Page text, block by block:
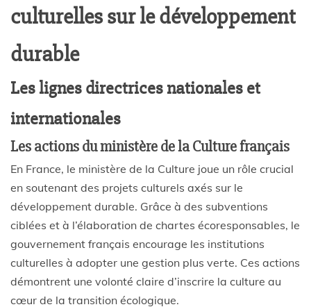
culturelles sur le développement
durable
Les lignes directrices nationales et
internationales
Les actions du ministère de la Culture français
En France, le ministère de la Culture joue un rôle crucial
en soutenant des projets culturels axés sur le
développement durable. Grâce à des subventions
ciblées et à l’élaboration de chartes écoresponsables, le
gouvernement français encourage les institutions
culturelles à adopter une gestion plus verte. Ces actions
démontrent une volonté claire d’inscrire la culture au
cœur de la transition écologique.